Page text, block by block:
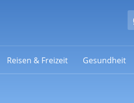
Reisen & Freizeit Gesundheit